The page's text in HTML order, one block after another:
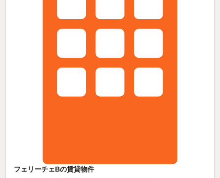
フェリーチェBの賃貸物件